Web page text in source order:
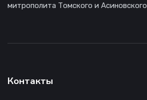
митрополита Томского и Асиновского
Контакты